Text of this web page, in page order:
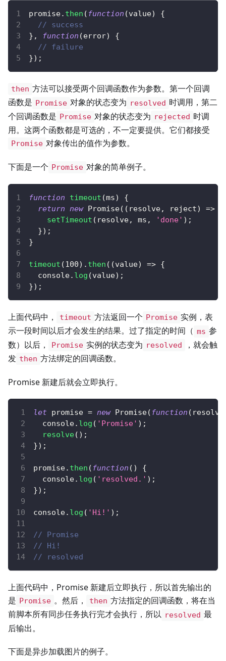
promise. then ( function (value)
{
// success
} , function (error)
{
// failure
}) ;
then 方法可以接受两个回调函数作为参数。第一个回调
函数是 Promise 对象的状态变为 resolved 时调用，第二
个回调函数是 Promise 对象的状态变为 rejected 时调
用。这两个函数都是可选的，不一定要提供。它们都接受
Promise 对象传出的值作为参数。
下面是一个 Promise 对象的简单例子。
function timeout (ms)
{
return new Promise( ( resolve, reject) =>
setTimeout ( resolve, ms , 'done' ) ;
}) ;
}
timeout (100) . then ( (value) => {
console. log (value) ;
}) ;
上面代码中， timeout 方法返回一个 Promise 实例，表
示一段时间以后才会发生的结果。过了指定的时间（ ms 参
数）以后，
Promise 实例的状态变为 resolved
，就会触
发 then 方法绑定的回调函数。
Promise 新建后就会立即执行。
let promise = new Promise( function ( resolve
console. log ( 'Promise' ) ;
resolve( ) ;
}) ;
promise. then ( function ( )
{
console. log ( 'resolved.' ) ;
}) ;
console. log ( 'Hi!' ) ;
// Promise
// Hi!
// resolved
上面代码中，Promise 新建后立即执行，所以首先输出的
是 Promise 。然后， then 方法指定的回调函数，将在当
前脚本所有同步任务执行完才会执行，所以 resolved 最
后输出。
下面是异步加载图片的例子。